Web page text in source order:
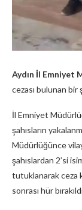
Aydın İl Emniyet
cezası bulunan bir
İl Emniyet
şahısların
Müdürlüğünce
şahıslardan 2’si
tutuklanarak ceza
sonrası hür